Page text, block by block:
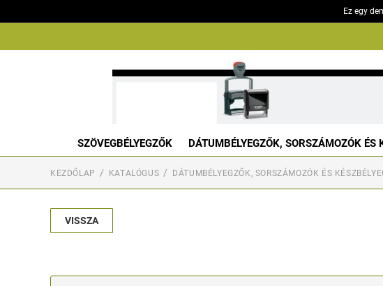
Ez egy
SZÖVEGBÉLYEGZŐK DÁTUMBÉLYEGZŐK, SORSZÁMOZÓK ÉS
KEZDŐLAP KATALÓGUS DÁTUMBÉLYEGZŐK, SORSZÁMOZÓK ÉS
VISSZA